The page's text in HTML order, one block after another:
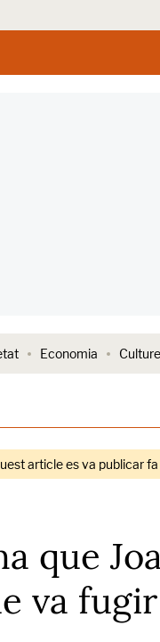
Economia
article es va publicar fa
que
va